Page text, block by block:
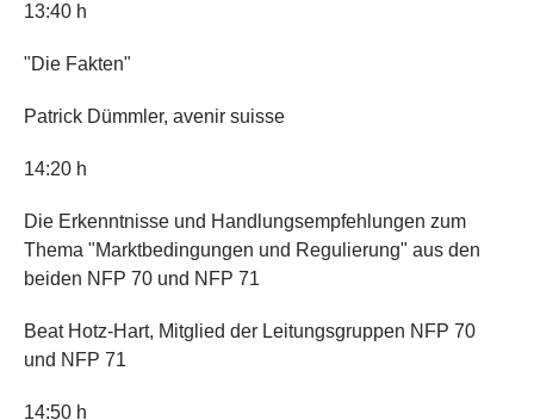
13:40 h
"Die Fakten"
Patrick Dümmler, avenir suisse
14:20 h
Die Erkenntnisse und Handlungsempfehlungen zum
Thema "Marktbedingungen und Regulierung" aus den
beiden NFP 70 und NFP 71
Beat Hotz-Hart, Mitglied der Leitungsgruppen NFP 70
und NFP 71
14:50 h